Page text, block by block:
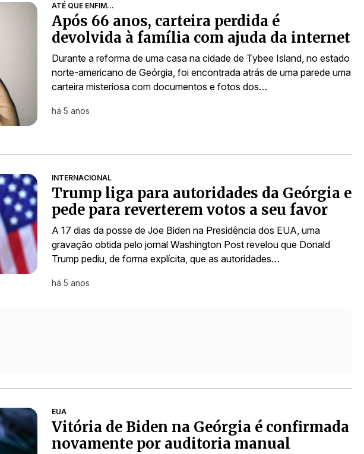
ATÉ QUE ENFIM...
Após 66 anos, carteira perdida é
devolvida à família com ajuda da internet
Durante a reforma de uma casa na cidade de Tybee Island, no estado
norte-americano de Geórgia, foi encontrada atrás de uma parede uma
carteira misteriosa com documentos e fotos dos…
há 5 anos
INTERNACIONAL
Trump liga para autoridades da Geórgia e
pede para reverterem votos a seu favor
A 17 dias da posse de Joe Biden na Presidência dos EUA, uma
gravação obtida pelo jornal Washington Post revelou que Donald
Trump pediu, de forma explícita, que as autoridades…
há 5 anos
EUA
Vitória de Biden na Geórgia é confirmada
novamente por auditoria manual